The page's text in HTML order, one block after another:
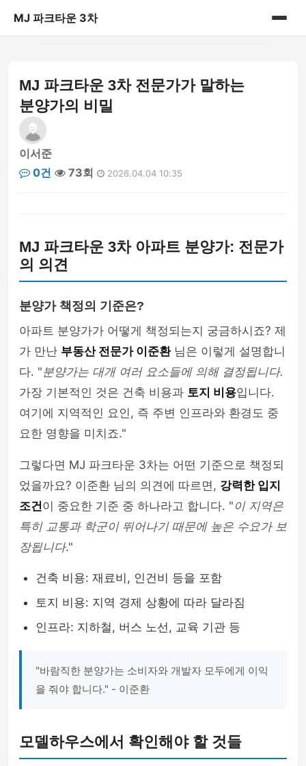
MJ 파크타운 3차
게시판
MJ 파크타운 3차 전문가가 말하는
분양가의 비밀
이서준
0건
73회 2026.04.04 10:35
MJ 파크타운 3차 아파트 분양가: 전문가
의 의견
분양가 책정의 기준은?
아파트 분양가가 어떻게 책정되는지 궁금하시죠? 제
가 만난 부동산 전문가 이준환님은 이렇게 설명합니
다. "분양가는 대개 여러 요소들에 의해 결정됩니다.
가장 기본적인 것은 건축 비용과 토지 비용입니다.
여기에 지역적인 요인, 즉 주변 인프라와 환경도 중
요한 영향을 미치죠."
그렇다면 MJ 파크타운 3차는 어떤 기준으로 책정되
었을까요? 이준환 님의 의견에 따르면, 강력한 입지
조건이 중요한 기준 중 하나라고 합니다. " 이 지역은
특히 교통과 학군이 뛰어나기 때문에 높은 수요가 보
장됩니다."
건축 비용: 재료비, 인건비 등을 포함
토지 비용: 지역 경제 상황에 따라 달라짐
인프라: 지하철, 버스 노선, 교육 기관 등
"바람직한 분양가는 소비자와 개발자 모두에게 이익
을 줘야 합니다." - 이준환
모델하우스에서 확인해야 할 것들